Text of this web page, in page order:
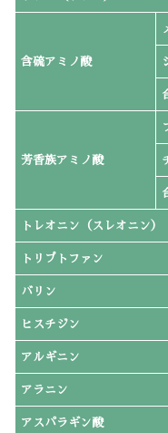
含硫アミノ酸
芳香族アミノ酸
トレオニン（スレオニン）
トリプトファン
バリン
ヒスチジン
アルギニン
アラニン
アスパラギン酸